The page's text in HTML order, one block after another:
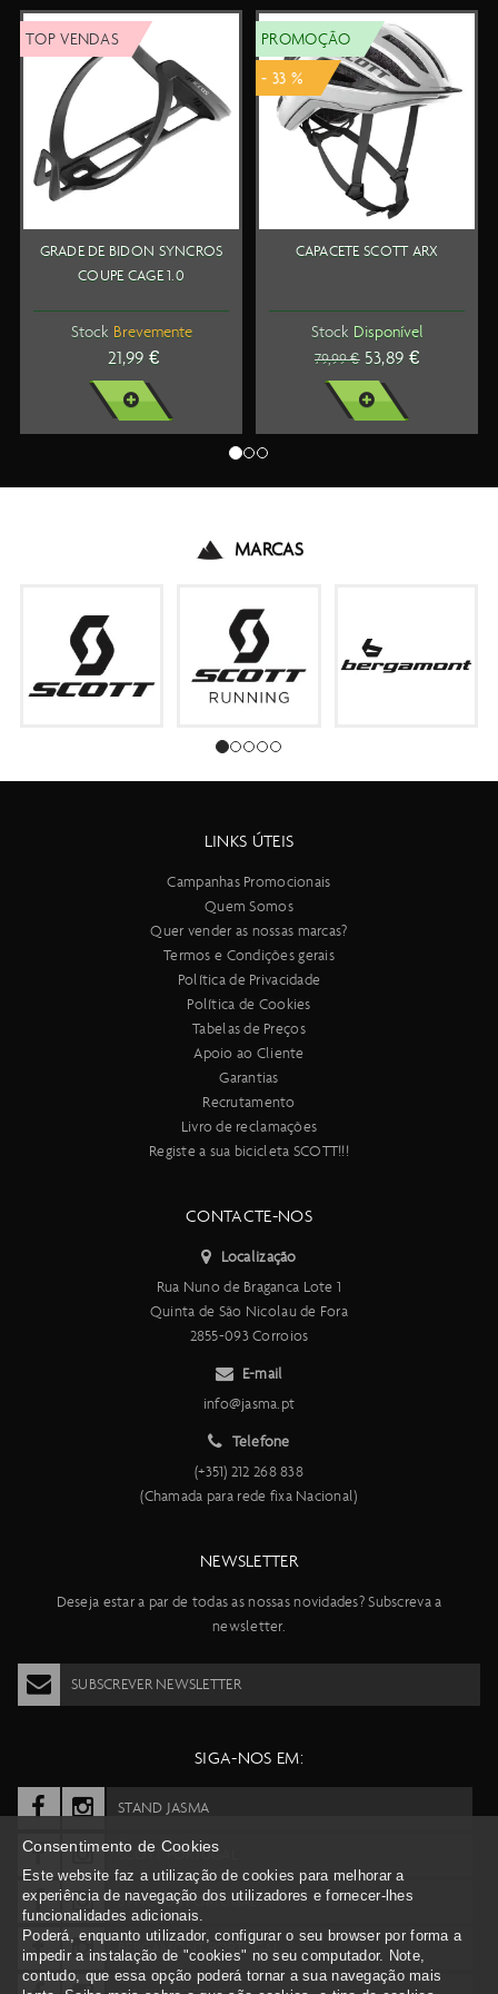
VENDAS
GRADE DE BIDON SYNCROS
COUPE CAGE 1.0
Stock Brevemente
21,99 €
VER MAIS
PROMOÇÃO
- 33 %
CAPACETE SCOTT ARX
Stock Disponível
79,99 € 53,89 €
VER MAIS
MARCAS
LINKS ÚTEIS
Campanhas Promocionais
Quem Somos
Quer vender as nossas marcas?
Termos e Condições gerais
Política de Privacidade
Política de Cookies
Tabelas de Preços
Apoio ao Cliente
Garantias
Recrutamento
Livro de reclamações
Registe a sua bicicleta SCOTT!!!
CONTACTE-NOS
Localização
Rua Nuno de Braganca Lote 1
Quinta de São Nicolau de Fora
2855-093 Corroios
E-mail
info@jasma.pt
Telefone
(+351) 212 268 838
(Chamada para rede fixa Nacional)
NEWSLETTER
Deseja estar a par de todas as nossas novidades? Subscreva a
newsletter.
SUBSCREVER NEWSLETTER
SIGA-NOS EM:
STAND JASMA
SCOTT PORTUGAL
SYNCROS PORTUGAL
BERGAMONT PORTUGAL
Consentimento de Cookies
Este website faz a utilização de cookies para melhorar a
experiência de navegação dos utilizadores e fornecer-lhes
funcionalidades adicionais.
Poderá, enquanto utilizador, configurar o seu browser por forma a
impedir a instalação de "cookies" no seu computador. Note,
contudo, que essa opção poderá tornar a sua navegação mais